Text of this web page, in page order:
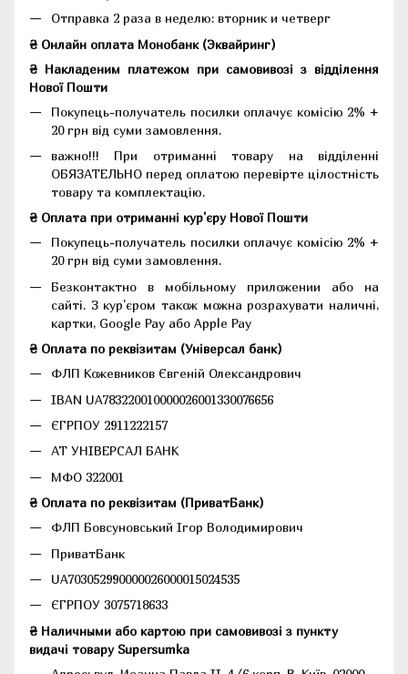
Отправка 2 раза в неделю: вторник и четверг
₴ Онлайн оплата Монобанк (Эквайринг)
₴ Накладеним платежом при самовивозі з відділення
Нової Пошти
Покупець-получатель посилки оплачує комісію 2% +
20 грн від суми замовлення.
важно!!! При отриманні товару на відділенні
ОБЯЗАТЕЛЬНО перед оплатою перевірте цілостність
товару та комплектацію.
₴ Оплата при отриманні кур'єру Нової Пошти
Покупець-получатель посилки оплачує комісію 2% +
20 грн від суми замовлення.
Безконтактно в мобільному приложении або на
сайті. З кур'єром також можна розрахувати наличні,
картки, Google Pay або Apple Pay
₴ Оплата по реквізитам (Універсал банк)
ФЛП Кожевников Євгеній Олександрович
IBAN UA783220010000026001330076656
ЄГРПОУ 2911222157
АТ УНІВЕРСАЛ БАНК
МФО 322001
₴ Оплата по реквізитам (ПриватБанк)
ФЛП Бовсуновський Ігор Володимирович
ПриватБанк
UA703052990000026000015024535
ЄГРПОУ 3075718633
₴ Наличными або картою при самовивозі з пункту
видачі товару Supersumka